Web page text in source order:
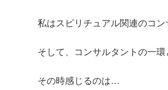
私はスピリチュアル関連のコン
そして、コンサルタントの一
その時感じるのは…